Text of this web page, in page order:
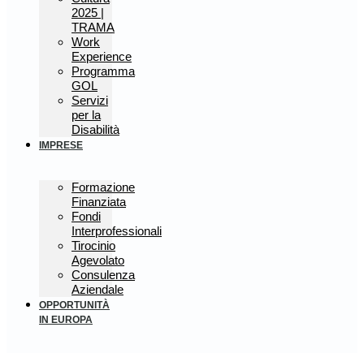
2025 |
TRAMA
Work
Experience
Programma
GOL
Servizi
per la
Disabilità
IMPRESE
Formazione
Finanziata
Fondi
Interprofessionali
Tirocinio
Agevolato
Consulenza
Aziendale
OPPORTUNITÀ
IN EUROPA